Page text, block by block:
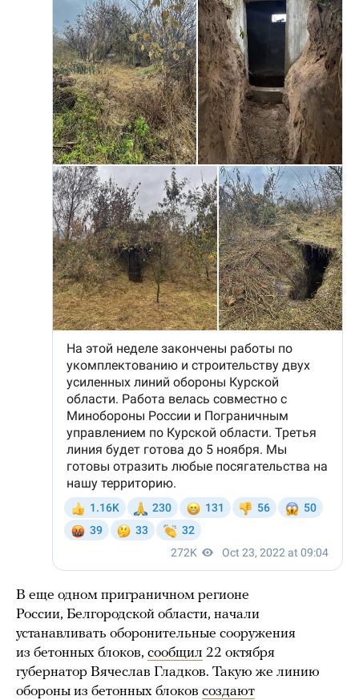
В еще одном приграничном регионе
России, Белгородской области, начали
устанавливать оборонительные сооружения
из бетонных блоков, сообщил 22 октября
губернатор Вячеслав Гладков. Такую же линию
обороны из бетонных блоков создают